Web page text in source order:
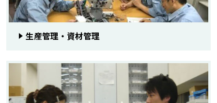
生産管理・資材管理